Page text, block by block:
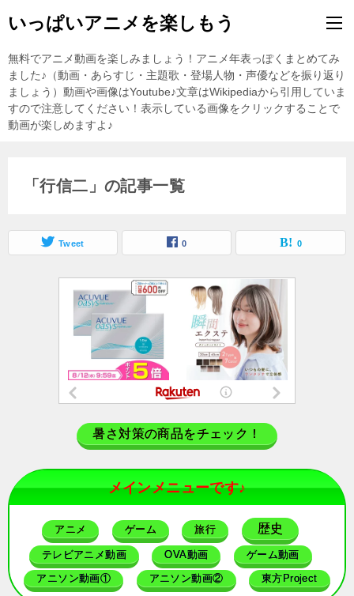
いっぱいアニメを楽しもう
無料でアニメ動画を楽しみましょう！アニメ年表っぽくまとめてみ
ました♪（動画・あらすじ・主題歌・登場人物・声優などを振り返り
ましょう）動画や画像はYoutube♪文章はWikipediaから引用していま
すので注意してください！表示している画像をクリックすることで
動画が楽しめますよ♪
「行信二」の記事一覧
Tweet 0 0
暑さ対策の商品をチェック！
メインメニューです♪
アニメ ゲーム 旅行 歴史
テレビアニメ動画 OVA動画 ゲーム動画
アニソン動画① アニソン動画② 東方Project